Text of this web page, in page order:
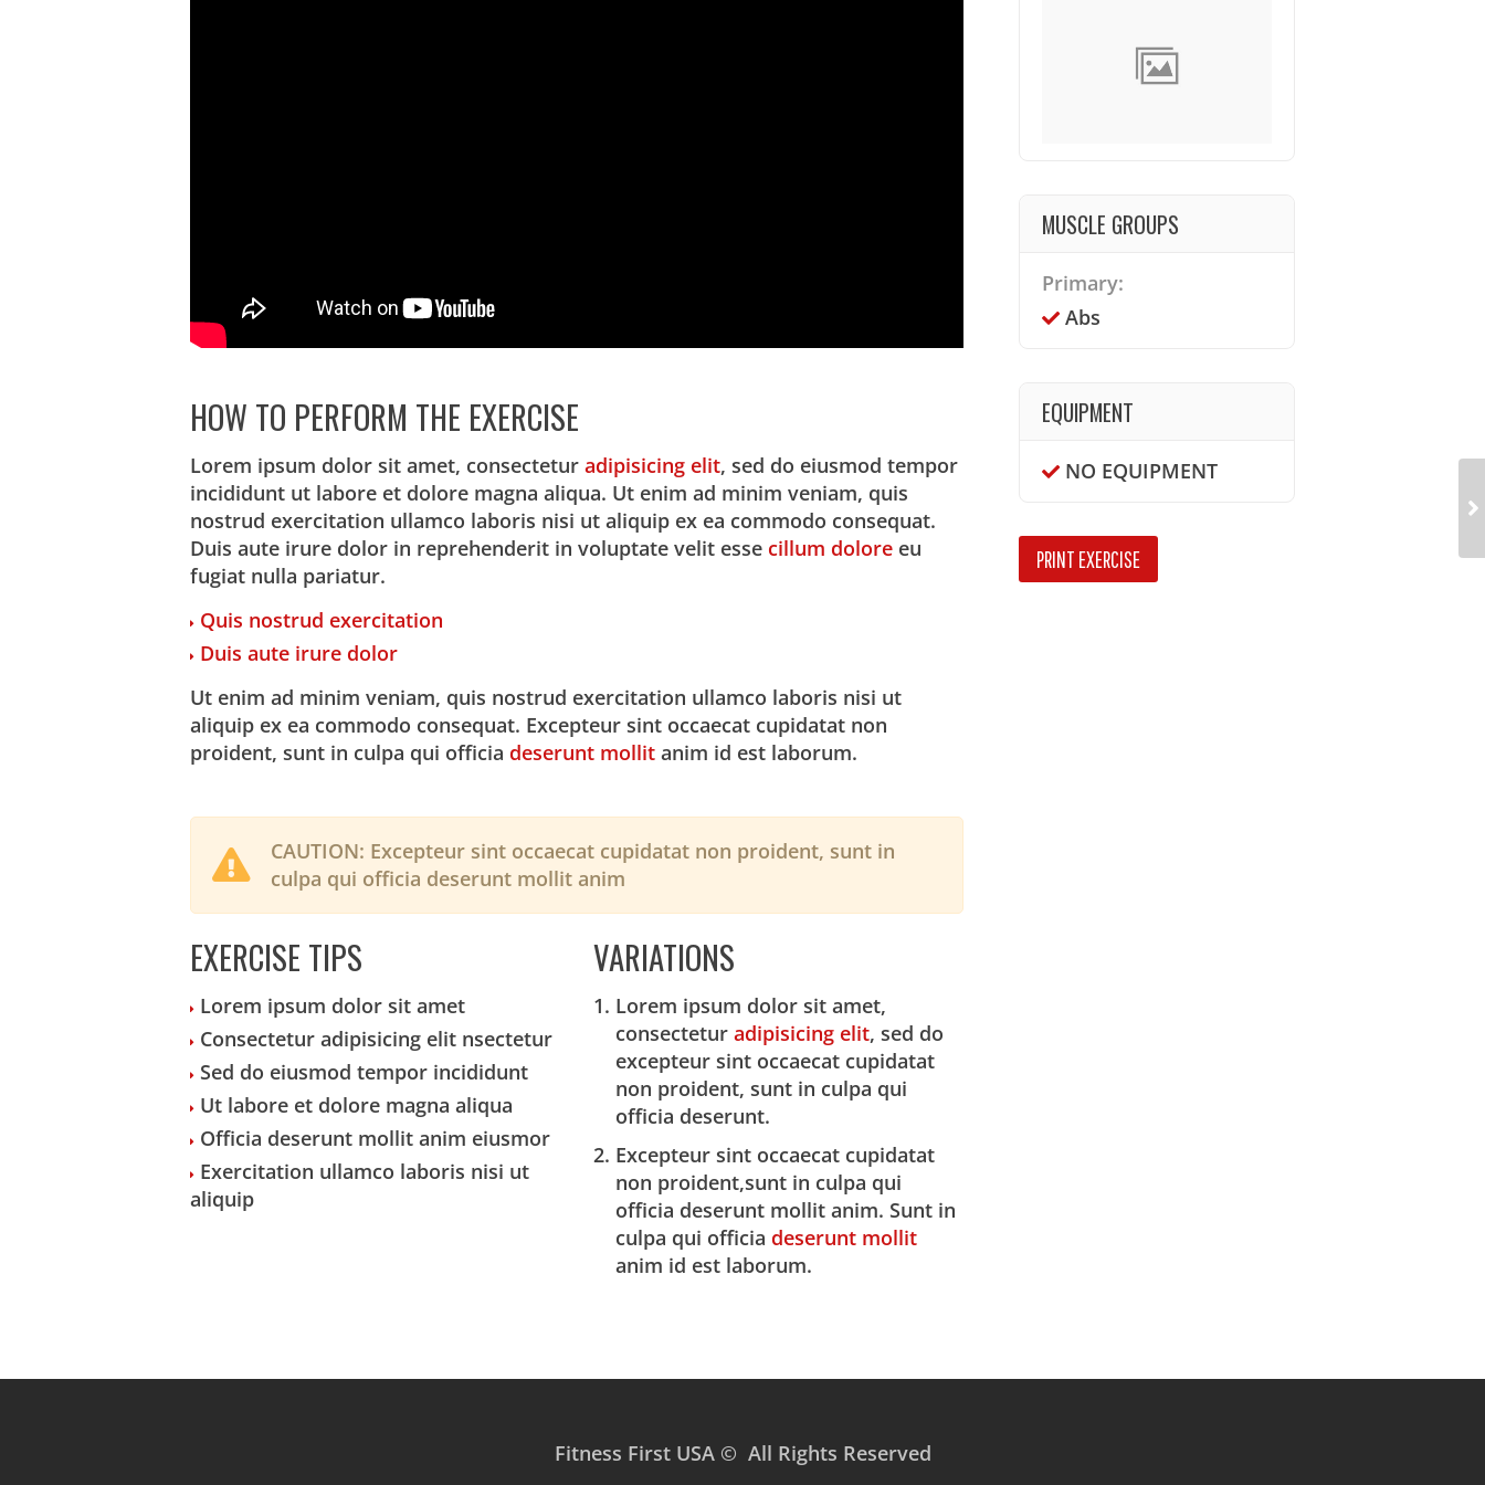
HOW TO PERFORM THE EXERCISE
Lorem ipsum dolor sit amet, consectetur adipisicing elit, sed do eiusmod tempor
incididunt ut labore et dolore magna aliqua. Ut enim ad minim veniam, quis
nostrud exercitation ullamco laboris nisi ut aliquip ex ea commodo consequat.
Duis aute irure dolor in reprehenderit in voluptate velit esse cillum dolore eu
fugiat nulla pariatur.
Quis nostrud exercitation
Duis aute irure dolor
Ut enim ad minim veniam, quis nostrud exercitation ullamco laboris nisi ut
aliquip ex ea commodo consequat. Excepteur sint occaecat cupidatat non
proident, sunt in culpa qui officia deserunt mollit anim id est laborum.
CAUTION: Excepteur sint occaecat cupidatat non proident, sunt in
culpa qui officia deserunt mollit anim
EXERCISE TIPS
Lorem ipsum dolor sit amet
Consectetur adipisicing elit nsectetur
Sed do eiusmod tempor incididunt
Ut labore et dolore magna aliqua
Officia deserunt mollit anim eiusmor
Exercitation ullamco laboris nisi ut
aliquip
VARIATIONS
Lorem ipsum dolor sit amet,
consectetur adipisicing elit, sed do
excepteur sint occaecat cupidatat
non proident, sunt in culpa qui
officia deserunt.
Excepteur sint occaecat cupidatat
non proident,sunt in culpa qui
officia deserunt mollit anim. Sunt in
culpa qui officia deserunt mollit
anim id est laborum.
MUSCLE GROUPS
Primary:
Abs
EQUIPMENT
NO EQUIPMENT
PRINT EXERCISE
Fitness First USA © All Rights Reserved